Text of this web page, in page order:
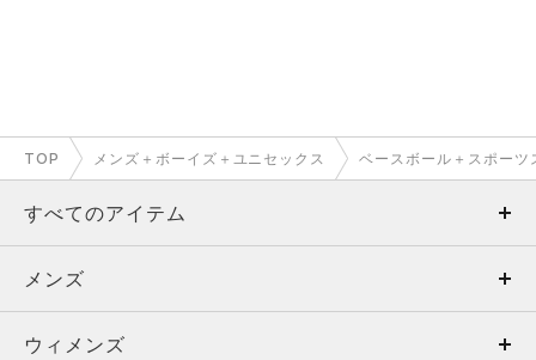
TOP メンズ＋ボーイズ＋ユニセックス ベースボール＋スポー
すべてのアイテム
メンズ
ウィメンズ
メンズ
トップス
ウィメンズ